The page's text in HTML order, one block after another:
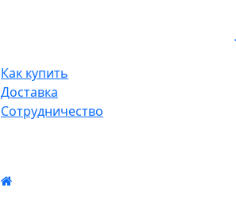
Как купить
Доставка
Сотрудничество